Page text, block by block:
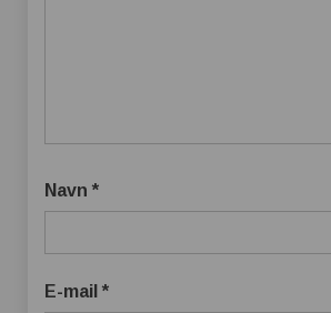
Navn *
E-mail *